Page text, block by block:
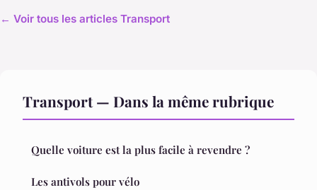
← Voir tous les articles Transport
Transport — Dans la même rubrique
Quelle voiture est la plus facile à revendre ?
Les antivols pour vélo